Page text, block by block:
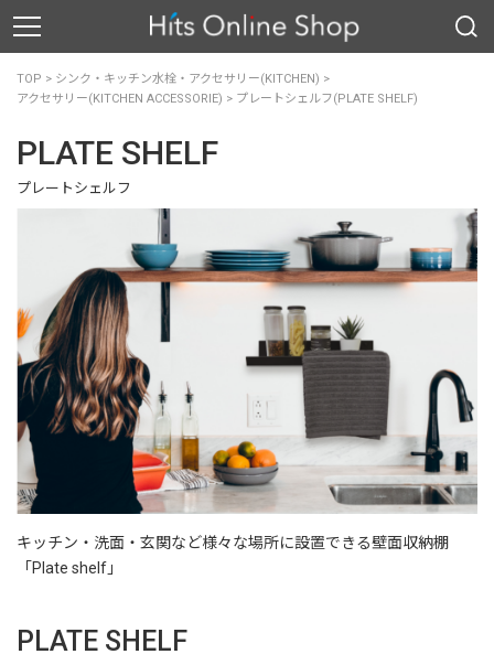
TOP > シンク・キッチン水栓・アクセサリー(KITCHEN) >
アクセサリー(KITCHEN ACCESSORIE) > プレートシェルフ(PLATE SHELF)
PLATE SHELF
プレートシェルフ
キッチン・洗面・玄関など様々な場所に設置できる壁面収納棚
「Plate shelf」
PLATE SHELF